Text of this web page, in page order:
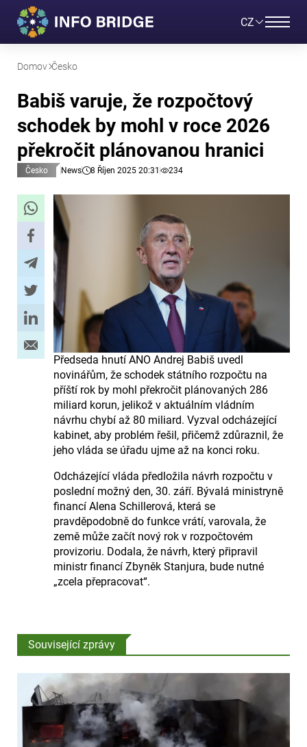
CZ
Domov Česko
Babiš varuje, že rozpočtový
schodek by mohl v roce 2026
překročit plánovanou hranici
Česko News 8 Říjen 2025 20:31 234
Předseda hnutí ANO Andrej Babiš uvedl
novinářům, že schodek státního rozpočtu na
příští rok by mohl překročit plánovaných 286
miliard korun, jelikož v aktuálním vládním
návrhu chybí až 80 miliard. Vyzval odcházející
kabinet, aby problém řešil, přičemž zdůraznil, že
jeho vláda se úřadu ujme až na konci roku.
Odcházející vláda předložila návrh rozpočtu v
poslední možný den, 30. září. Bývalá ministryně
financí Alena Schillerová, která se
pravděpodobně do funkce vrátí, varovala, že
země může začít nový rok v rozpočtovém
provizoriu. Dodala, že návrh, který připravil
ministr financí Zbyněk Stanjura, bude nutné
„zcela přepracovat“.
Související zprávy